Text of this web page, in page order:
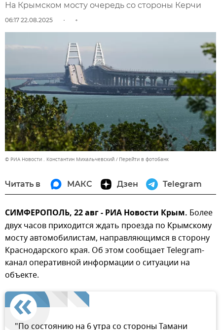
На Крымском мосту очередь со стороны Керчи
06:17 22.08.2025
© РИА Новости . Константин Михальчевский Перейти в фотобанк
Читать в МАКС Дзен Telegram
СИМФЕРОПОЛЬ, 22 авг - РИА Новости Крым. Более
двух часов приходится ждать проезда по Крымскому
мосту автомобилистам, направляющимся в сторону
Краснодарского края. Об этом сообщает Telegram-
канал оперативной информации о ситуации на
объекте.
"По состоянию на 6 утра со стороны Тамани